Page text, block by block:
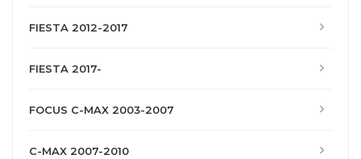
FIESTA 2012-2017
FIESTA 2017-
FOCUS C-MAX 2003-2007
C-MAX 2007-2010